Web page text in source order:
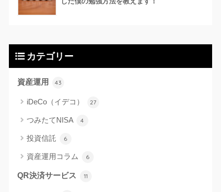
カテゴリー
資産運用 43
iDeCo（イデコ） 27
つみたてNISA 4
投資信託 6
資産運用コラム 6
QR決済サービス 11